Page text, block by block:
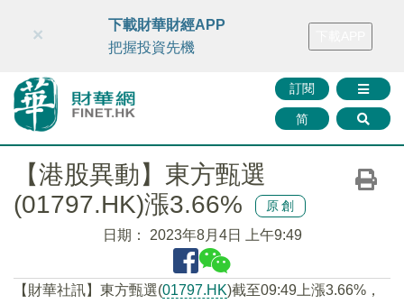
財華智庫網 FINTV FINMETA 財華證券 媒體矩陣
訂閱
简
×
下載財華財經APP
把握投資先機
【港股異動】東方甄選
(01797.HK)漲3.66%
原創
日期： 2023年8月4日 上午9:49
【財華社訊】東方甄選(01797.HK)截至09:49上漲3.66%，